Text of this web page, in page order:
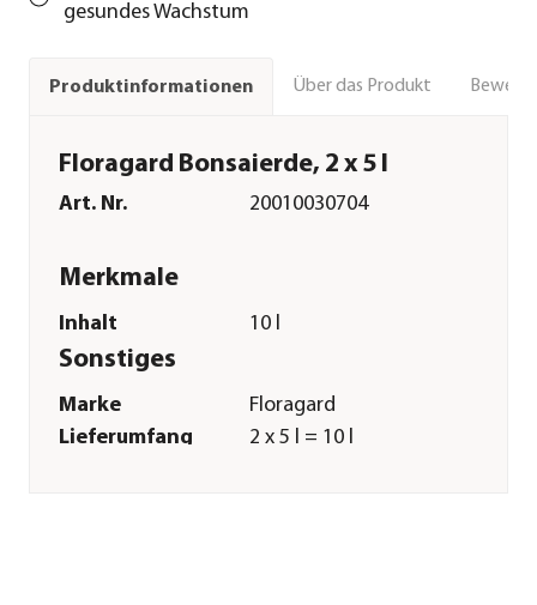
gesundes Wachstum
Produktinformationen Über das Produkt
Floragard Bonsaierde, 2 x 5 l
Art. Nr. 20010030704
Merkmale
Inhalt 10 l
Sonstiges
Marke
Floragard
Lieferumfang
2 x 5 l = 10 l